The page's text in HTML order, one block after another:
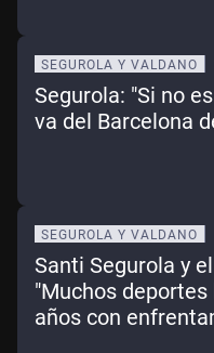
SEGUROLA Y VALDANO
Segurola: "Si no
va del Barcelona
SEGUROLA Y VALDANO
Santi Segurola y
"Muchos
años con